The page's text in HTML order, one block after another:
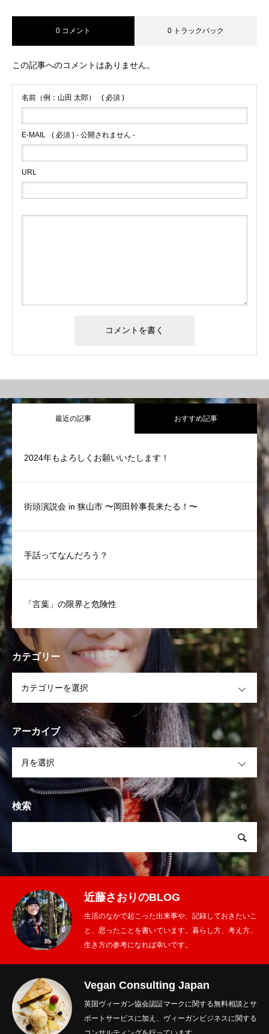
0 コメント 0 トラックバック
この記事へのコメントはありません。
名前（例：山田 太郎） ( 必須 )
E-MAIL ( 必須 ) - 公開されません -
URL
最近の記事 おすすめ記事
2024年もよろしくお願いいたします！
街頭演説会 in 狭山市 〜岡田幹事長来たる！〜
手話ってなんだろう？
「言葉」の限界と危険性
カテゴリー
アーカイブ
検索
近藤さおりのBLOG
生活のなかで起こった出来事や、記録しておきたいこ
と、思ったことを書いています。暮らし方、考え方、
生き方の参考になれば幸いです。
Vegan Consulting Japan
英国ヴィーガン協会認証マークに関する無料相談とサ
ポートサービスに加え、ヴィーガンビジネスに関する